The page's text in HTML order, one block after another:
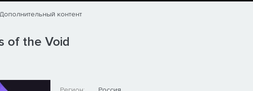
Дополнительный контент
of the Void